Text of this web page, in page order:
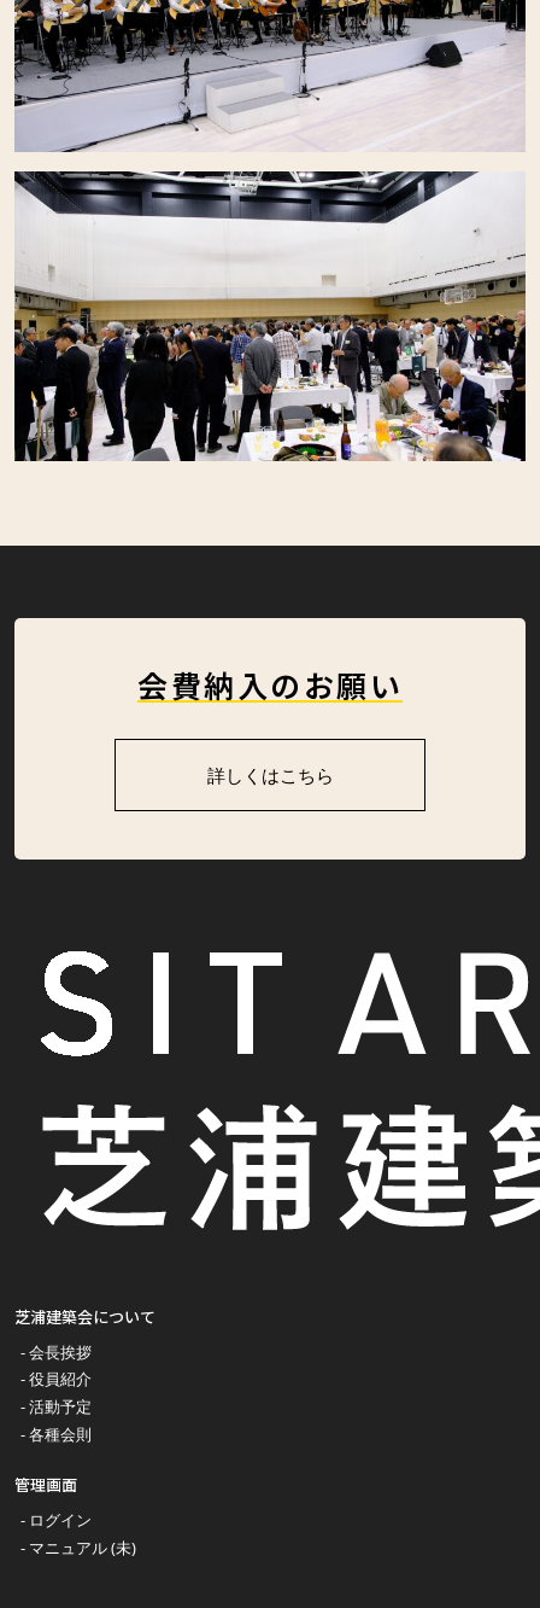
会費納入のお願い
詳しくはこちら
芝浦建築会について
会長挨拶
役員紹介
活動予定
各種会則
管理画面
ログイン
マニュアル (未)